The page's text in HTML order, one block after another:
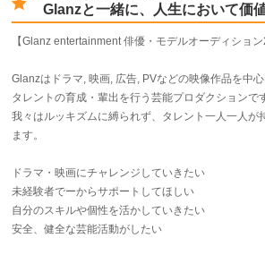
Glanzと一緒に、人生において価
【Glanz entertainment 俳優・モデルオーディション
Glanzはドラマ, 映画, 広告, PVなどの映像作品を中心
タレントの育成・輩出を行う芸能プロダクションで
我々はルッキズムに縛られず、タレント一人一人が
ます。
ドラマ・映画にチャレンジしていきたい
未経験者でーからサポートしてほしい
自分のスキルや個性を活かしていきたい
安全、健全な芸能活動がしたい